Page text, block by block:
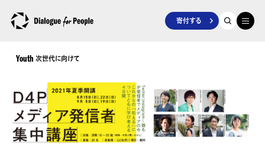
寄付する
Youth 次世代に向けて